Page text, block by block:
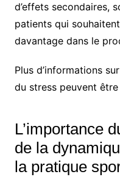
d’effets secondaires,
patients qui
davantage dans le
Plus d’informations
du stress peuvent
L’importance
de la
la pratique